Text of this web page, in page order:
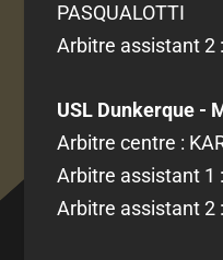
PASQUALOTTI
Arbitre assistant 2
USL Dunkerque -
Arbitre centre :
Arbitre assistant 1
Arbitre assistant 2